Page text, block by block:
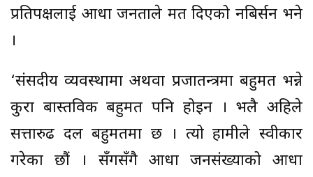
प्रतिपक्षलाई आधा जनताले मत दिएको नबिर्सन भने
।
‘संसदीय व्यवस्थामा अथवा प्रजातन्त्रमा बहुमत भन्ने
कुरा बास्तविक बहुमत पनि होइन । भलै अहिले
सत्तारुढ दल बहुमतमा छ । त्यो हामीले स्वीकार
गरेका छौं । सँगसँगै आधा जनसंख्याको आधा